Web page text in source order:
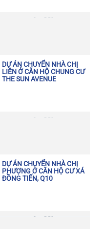
DỰ ÁN CHUYỂN NHÀ CHỊ
LIÊN Ở CĂN HỘ CHUNG CƯ
THE SUN AVENUE
DỰ ÁN CHUYỂN NHÀ CHỊ
PHƯỢNG Ở CĂN HỘ CƯ XÁ
ĐỒNG TIẾN, Q10